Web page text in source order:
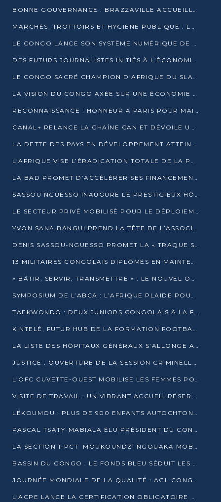
BONNE GOUVERNANCE : BRAZZAVILLE ACCUEILLE LES PREMIÈRES JOURNÉES CONGOLAISES DE L’ÉVALUATION
MARCHÉS, TROTTOIRS ET HYGIÈNE PUBLIQUE : LE GOUVERNEMENT DURCIT LE TON
LE CONGO LANCE SON SYSTÈME NUMÉRIQUE DE VÉRIFICATION DU BOIS
DES FUTURS JOURNALISTES INITIÉS À L’ÉCONOMIE BLEUE DURABLE
LE CONGO SACRÉ CHAMPION D’AFRIQUE DU SLAM 2025
LA VISION DU CONGO AXÉE SUR UNE ÉCONOMIE BAS CARBONE AU RENDEZ-VOUS DE MONACO 2025
RECONNAISSANCE : HONNEUR À PARIS POUR MAIXENT RAOUL OMINGA
CANAL+ RELANCE LA CHAÎNE CAN ET DÉVOILE UNE OFFRE EXCEPTIONNELLE POUR DÉCEMBRE
LA DETTE DES PAYS EN DÉVELOPPEMENT ATTEINT UN SOMMET HISTORIQUE ENTRE 2022 ET 2024
L’AFRIQUE VISE L’ÉRADICATION TOTALE DE LA POLIOMYÉLITE D’ICI 2026
LA BAD PROMET D’ACCÉLÉRER SES FINANCEMENTS AVEC LE MINISTÈRE DE L’ASSAINISSEMENT
SASSOU NGUESSO INAUGURE LE PRESTIGIEUX HÔTEL KEMPINSKI BRAZZAVILLE
LE SECTEUR PRIVÉ MOBILISÉ POUR LE DÉPLOIEMENT DE 19 MINI-CENTRALES SOLAIRES
YVON SANA BANGUI PREND LA TÊTE DE L’ASSOCIATION DES BANQUES CENTRALES AFRICAINES
DENIS SASSOU-NGUESSO PROMET LA « TRAQUE SANS RELÂCHE » DU GRAND BANDITISME
13 MILITAIRES CONGOLAIS DIPLÔMÉS EN MAINTENANCE INDUSTRIELLE APRÈS TROIS ANS DE FORMATION À L’UNIVERSITÉ MARIEN-NGOUABI
« BÂTIR, SERVIR, TRANSMETTRE » : LE NOUVEL OUVRAGE QUI INTERPELLE LES COLLECTIVITÉS
SYMPOSIUM DE L’ABCA : L’AFRIQUE PLAIDE POUR UN FINANCEMENT CLIMATIQUE ÉQUITABLE
TAEKWONDO : DEUX JUNIORS CONGOLAIS À LA FINALE D’OPEN SYRIES 2025 À ABIDJAN
KINTELÉ, FUTUR HUB DE LA FORMATION FOOTBALLISTIQUE AFRICAINE ?
LA LISTE DES HÔPITAUX GÉNÉRAUX S’ALLONGE AU CONGO
JUSTICE : OUVERTURE DE LA SESSION CRIMINELLE À BRAZZAVILLE AVEC 52 DOSSIERS AU RÔLE
L’OFC CUVETTE-OUEST MOBILISE LES FEMMES POUR ACCUEILLIR LE PRÉSIDENT DE LA RÉPUBLIQUE
VISITE DE TRAVAIL : UN VIBRANT ACCUEIL RÉSERVÉ À DENIS SASSOU-N’GUESSO PAR L’ASSOCIATION « LES AMIS DE WOMO »
LÉKOUMOU : PLUS DE 900 ENFANTS AUTOCHTONES REÇOIVENT DES KITS SCOLAIRES GRÂCE À L’ESPACE OPOKO
PASCAL TSATY-MABIALA ÉLU PRÉSIDENT DU CONSEIL NATIONAL DE L’UPADS
LA SECTION 1-PCT MOUKOUNDZI NGOUAKA MOBILISE 100 000 FCFA POUR LE 6ᵉ CONGRÈS DU PARTI
BASSIN DU CONGO : LE FONDS BLEU SÉDUIT LES BAILLEURS À BELÉM
JOURNÉE MONDIALE DE LA QUALITÉ : AGL CONGO FORME ET SENSIBILISE LES JEUNES TALENTS
L’ACPE LANCE LA CERTIFICATION OBLIGATOIRE DES CONTRATS DE TRAVAIL DES TRANSPORTEURS